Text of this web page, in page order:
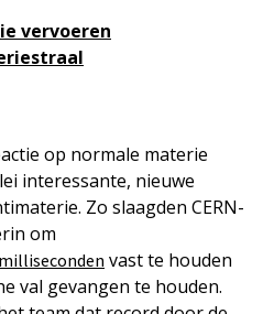
vervoeren
op normale materie
interessante, nieuwe
Zo slaagden CERN-
om
vast te houden
val gevangen te houden.